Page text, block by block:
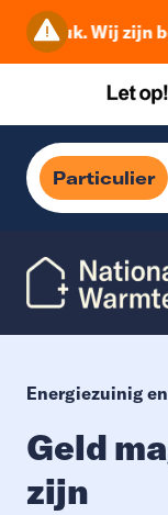
Wij zijn
Particulier
Energiezuinig
Geld
zijn